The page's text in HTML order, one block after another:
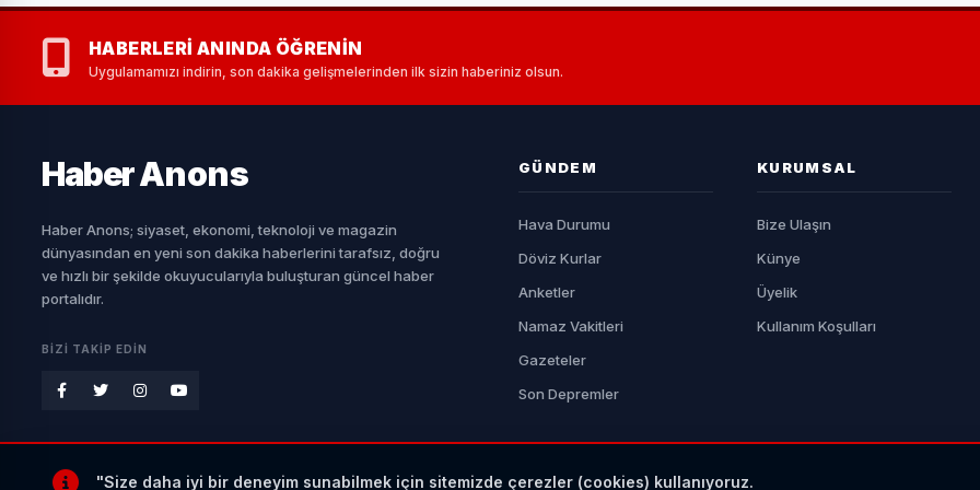
HABERLERI ANINDA ÖĞRENIN
Uygulamamızı indirin, son dakika gelişmelerinden ilk sizin haberiniz olsun.
HaberAnons
Haber Anons; siyaset, ekonomi, teknoloji ve magazin
dünyasından en yeni son dakika haberlerini tarafsız, doğru
ve hızlı bir şekilde okuyucularıyla buluşturan güncel haber
portalıdır.
BIZI TAKIP EDIN
GÜNDEM
Hava Durumu
Döviz Kurlar
Anketler
Namaz Vakitleri
Gazeteler
Son Depremler
KURUMSAL
Bize Ulaşın
Künye
Üyelik
Kullanım Koşulları
"Size daha iyi bir deneyim sunabilmek için sitemizde çerezler (cookies) kullanıyoruz.